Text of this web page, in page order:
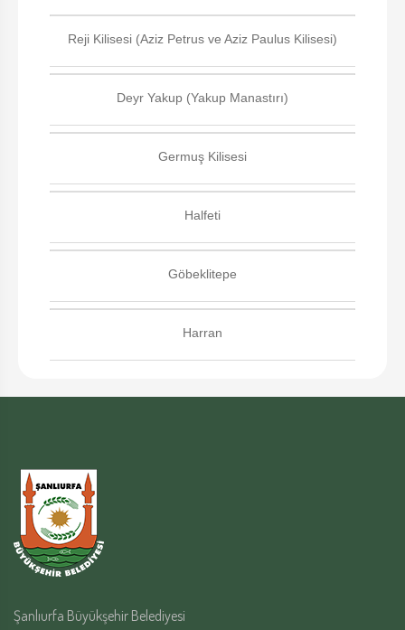
Reji Kilisesi (Aziz Petrus ve Aziz Paulus Kilisesi)
Deyr Yakup (Yakup Manastırı)
Germuş Kilisesi
Halfeti
Göbeklitepe
Harran
Şanlıurfa Büyükşehir Belediyesi